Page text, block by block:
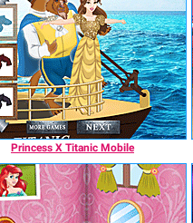
Princess X Titanic Mobile